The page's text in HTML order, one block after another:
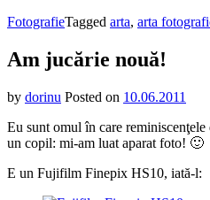
FotografieTagged arta, arta
Am jucărie nouă!
by dorinu Posted on 10.06.2011
Eu sunt omul în care
un copil: mi-am luat aparat foto! 🙂
E un Fujifilm Finepix HS10, iată-l: